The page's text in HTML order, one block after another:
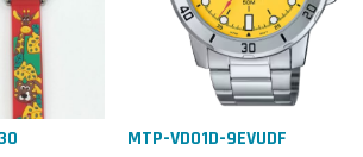
MTP-VD01D-9EVUDF